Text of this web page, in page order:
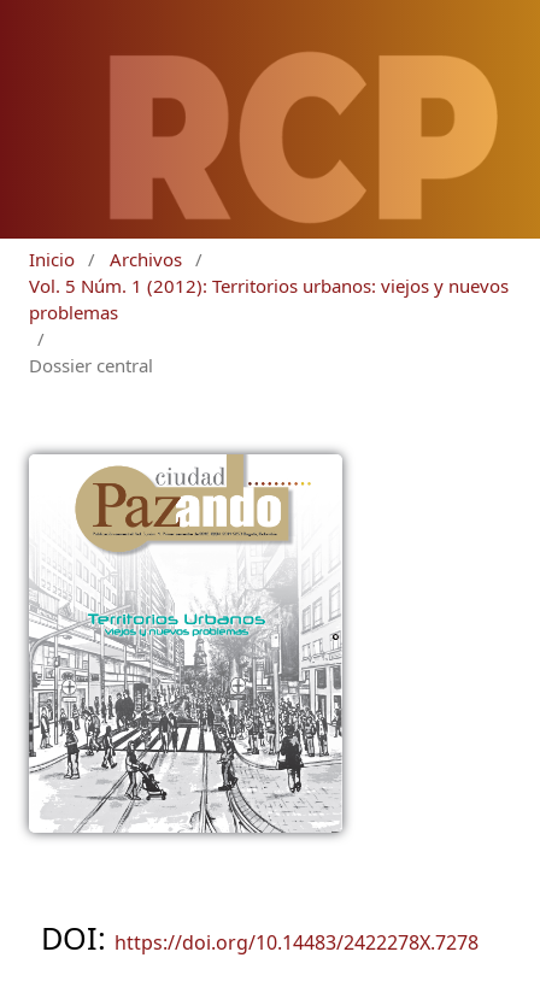
Inicio / Archivos /
Vol. 5 Núm. 1 (2012): Territorios urbanos: viejos y nuevos
problemas
/
Dossier central
DOI: https://doi.org/10.14483/2422278X.7278